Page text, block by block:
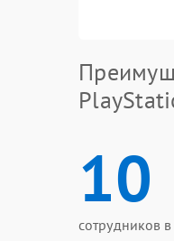
10
сотрудников